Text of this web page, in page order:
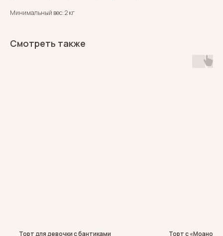
Минимальный вес: 2 кг
Смотреть также
Торт для девочки с бантиками Торт с «Моаной»